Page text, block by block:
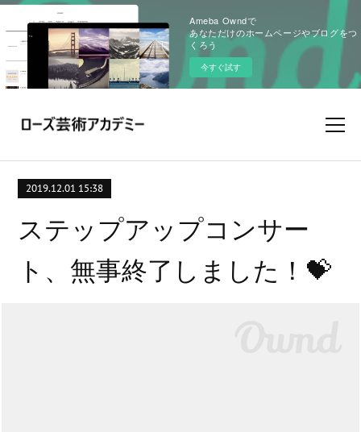
Ameba Owndで
あなただけのホームページやブログをつ
くろう
今すぐ試す
2019.12.01 15:38
ステップアップコンサー
ト、無事終了しました！💝